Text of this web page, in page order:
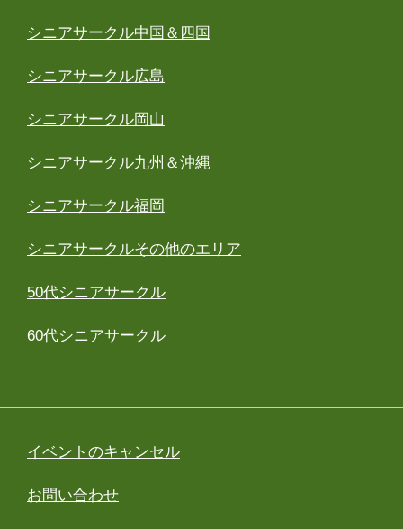
シニアサークル中国＆四国
シニアサークル広島
シニアサークル岡山
シニアサークル九州＆沖縄
シニアサークル福岡
シニアサークルその他のエリア
50代シニアサークル
60代シニアサークル
イベントのキャンセル
お問い合わせ